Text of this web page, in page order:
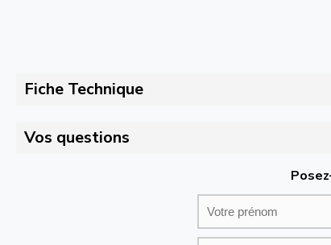
Fiche Technique
Vos questions